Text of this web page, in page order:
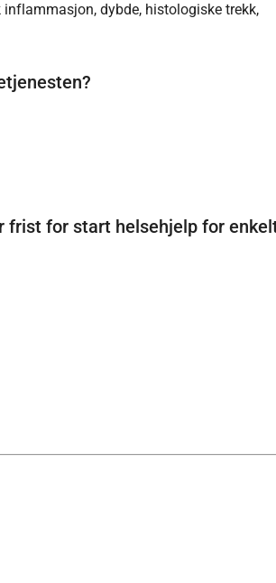
dybde, histologiske trekk,
frist for start helsehjelp for